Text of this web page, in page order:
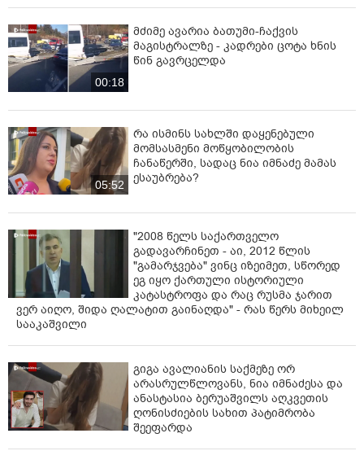
00:18
მძიმე ავარია ბათუმი-ჩაქვის
მაგისტრალზე - კადრები ცოტა ხნის
წინ გავრცელდა
05:52
რა ისმინს სახლში დაყენებული
მომსასმენი მოწყობილობის
ჩანაწერში, სადაც ნია იმნაძე მამას
ესაუბრება?
"2008 წელს საქართველო
გადავარჩინეთ - აი, 2012 წლის
"გამარჯვება" ვინც იზეიმეთ, სწორედ
ეგ იყო ქართული ისტორიული
კატასტროფა და რაც რუსმა ჯარით
ვერ აიღო, შიდა ღალატით გაინაღდა" - რას წერს მიხეილ
სააკაშვილი
გიგა ავალიანის საქმეზე ორ
არასრულწლოვანს, ნია იმნაძესა და
ანასტასია ბერუაშვილს აღკვეთის
ღონისძიების სახით პატიმრობა
შეეფარდა